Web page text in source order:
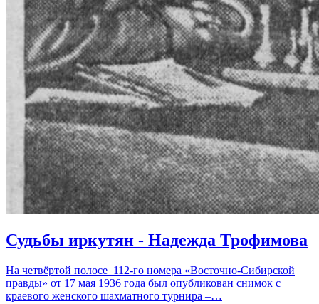
Судьбы иркутян - Надежда Трофимова
На четвёртой полосе 112-го номера «Восточно-Сибирской
правды» от 17 мая 1936 года был опубликован снимок с
краевого женского шахматного турнира –…